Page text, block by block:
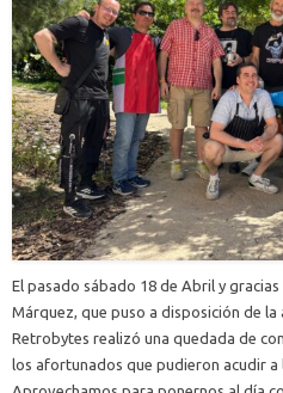
El pasado sábado 18 de Abril y
Márquez, que puso a disposición de la
Retrobytes realizó una quedada de
los afortunados que pudieron acudir a